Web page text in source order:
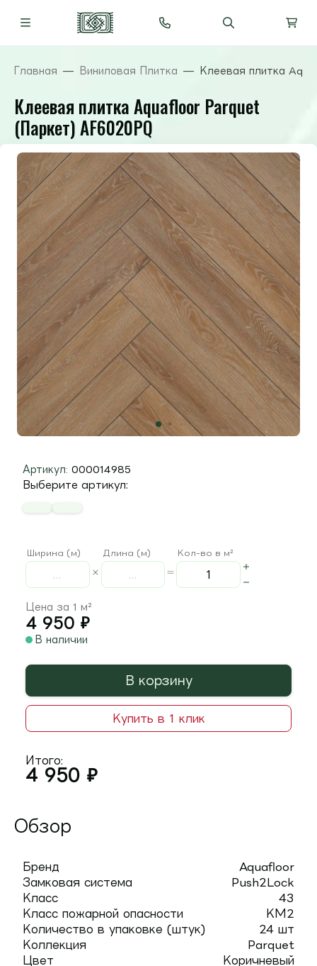
Главная Виниловая Плитка Клеевая плитка
Клеевая плитка Aquafloor Parquet
(Паркет) AF6020PQ
Артикул: 000014985
Выберите артикул:
Ширина (м) Длина (м) Кол-во в м²
Цена за 1 м²
4 950 ₽
В наличии
В корзину
Купить в 1 клик
Итого:
4 950 ₽
Обзор
Бренд
Aquafloor
Замковая система
Push2Lock
Класс
43
Класс пожарной опасности
КМ2
Количество в упаковке (штук)
24 шт
Коллекция
Parquet
Цвет
Коричневый